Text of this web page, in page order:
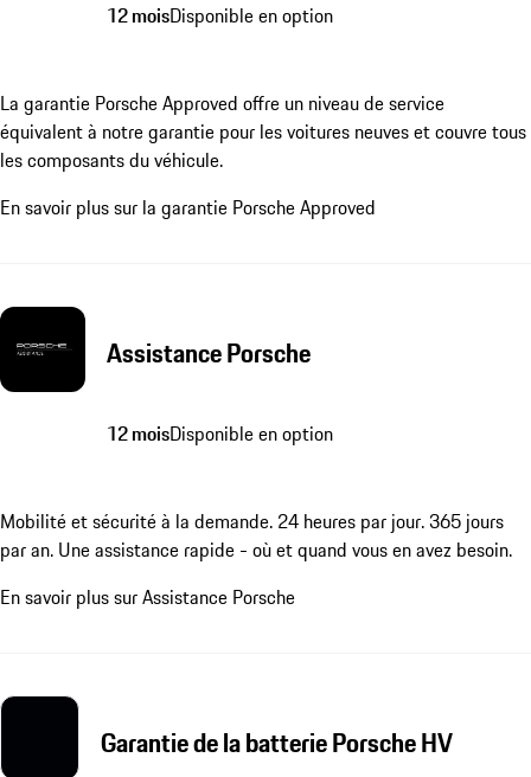
12 moisDisponible en option
La garantie Porsche Approved offre un niveau de service
équivalent à notre garantie pour les voitures neuves et couvre tous
les composants du véhicule.
En savoir plus sur la garantie Porsche Approved
Assistance Porsche
12 moisDisponible en option
Mobilité et sécurité à la demande. 24 heures par jour. 365 jours
par an. Une assistance rapide - où et quand vous en avez besoin.
En savoir plus sur Assistance Porsche
Garantie de la batterie Porsche HV